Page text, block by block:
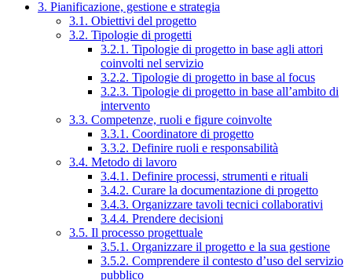
3. Pianificazione, gestione e strategia
3.1. Obiettivi del progetto
3.2. Tipologie di progetti
3.2.1. Tipologie di progetto in base agli attori
coinvolti nel servizio
3.2.2. Tipologie di progetto in base al focus
3.2.3. Tipologie di progetto in base all’ambito di
intervento
3.3. Competenze, ruoli e figure coinvolte
3.3.1. Coordinatore di progetto
3.3.2. Definire ruoli e responsabilità
3.4. Metodo di lavoro
3.4.1. Definire processi, strumenti e rituali
3.4.2. Curare la documentazione di progetto
3.4.3. Organizzare tavoli tecnici collaborativi
3.4.4. Prendere decisioni
3.5. Il processo progettuale
3.5.1. Organizzare il progetto e la sua gestione
3.5.2. Comprendere il contesto d’uso del servizio
pubblico